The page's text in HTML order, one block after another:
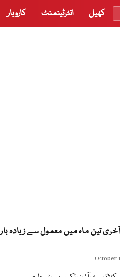
کھیل انٹرٹینمنٹ کاروبار
تین ماہ میں معمول سے زیادہ
October